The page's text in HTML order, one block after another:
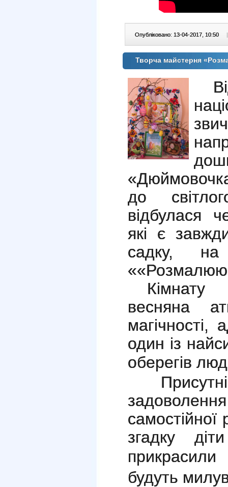
Опубліковано: 13-04-2017, 10:50 |
Творча майстерня
до
відбулася
які є
садку, на
Кімнату
весняна
один із
оберегів
згадку
прикрасили
будуть